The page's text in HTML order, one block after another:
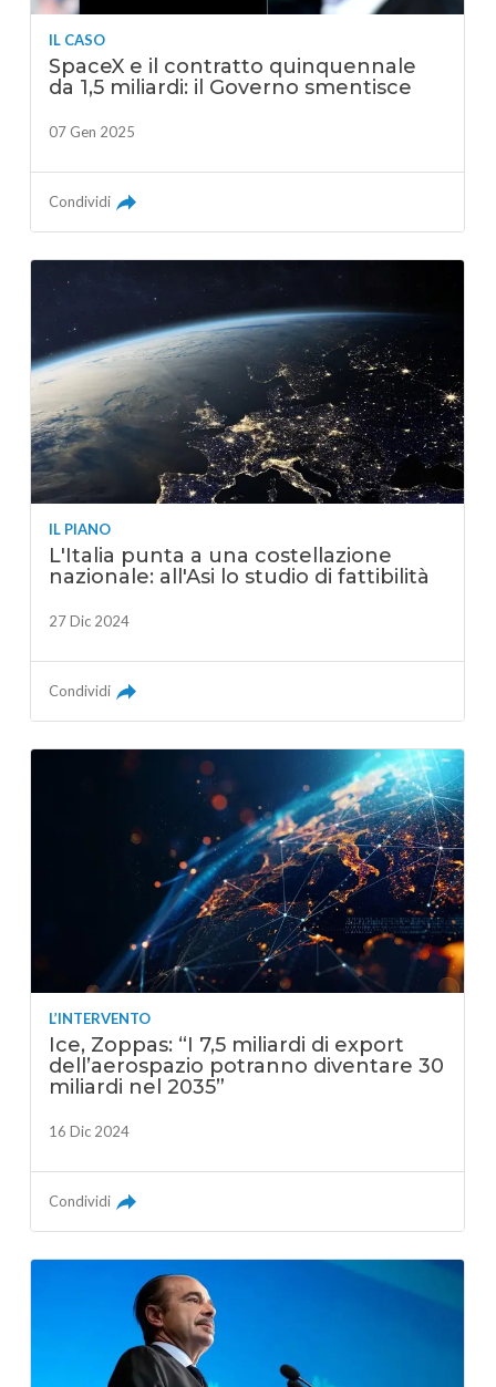
IL CASO
SpaceX e il contratto quinquennale
da 1,5 miliardi: il Governo smentisce
07 Gen 2025
Condividi
IL PIANO
L'Italia punta a una costellazione
nazionale: all'Asi lo studio di fattibilità
27 Dic 2024
Condividi
L’INTERVENTO
Ice, Zoppas: “I 7,5 miliardi di export
dell’aerospazio potranno diventare 30
miliardi nel 2035”
16 Dic 2024
Condividi